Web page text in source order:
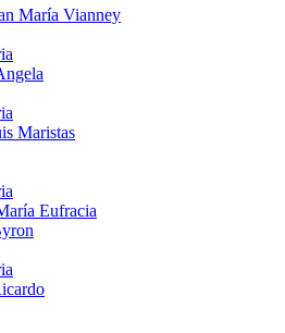
María Vianney
Maristas
Eufracia